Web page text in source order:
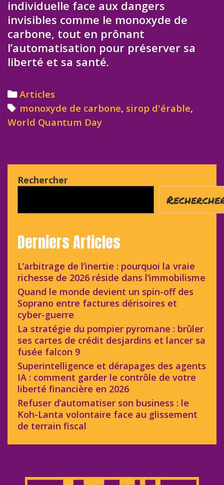
individuelle face aux dangers
invisibles comme le monoxyde de
carbone, tout en prônant
l’automatisation pour préserver sa
liberté et sa santé.
Categories
Articles
Tags
monoxyde de carbone, sirop d'érable,
World Quantum Day
Rechercher
Derniers Articles
L’arbitrage de l’inertie : pourquoi la vraie
richesse de 2026 réside dans l’immobilisme
Quand le monde devient un spin-off des
Soprano entre factures dérisoires et
cyber-guerre
La stratégie du pompier pyromane : brûler
ses cartes de crédit desjardins et lancer sa
fusée falcon 9
Superintelligence et dérapages des agents
IA : comment garder le contrôle de votre
liberté financière en 2026
Refuser d’automatiser son business : le
Koh-Lanta volontaire face au glissement
de terrain fiscal